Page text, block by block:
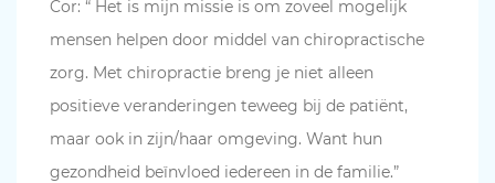
Cor: “ Het is mijn missie is om zoveel mogelijk
mensen helpen door middel van chiropractische
zorg. Met chiropractie breng je niet alleen
positieve veranderingen teweeg bij de patiënt,
maar ook in zijn/haar omgeving. Want hun
gezondheid beïnvloed iedereen in de familie.”